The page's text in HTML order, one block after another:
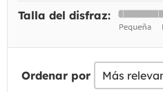
Talla del disfraz:
Ordenar por